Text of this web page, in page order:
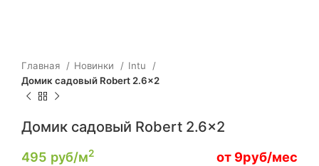
Главная Новинки
Intu
Домик садовый Robert 2.6×2
Домик садовый Robert 2.6×2
495 руб/м2 от 9руб/мес